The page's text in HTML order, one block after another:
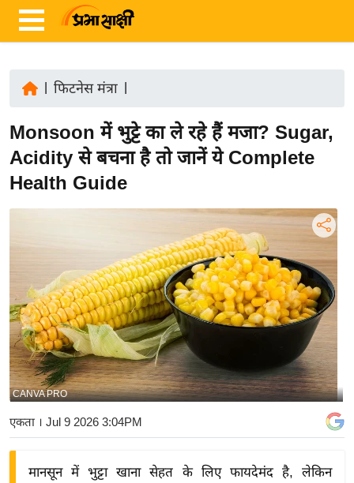
ज़ा
ख
ब
र
ष्ट्री
अं
त
र्रा
ष्ट्री
य
बि
ज़
ने
फिटनेस मंत्रा
Monsoon में भुट्टे का ले रहे हैं मजा? Sugar,
Acidity से बचना है तो जानें ये Complete
Health Guide
CANVA PRO
एकता । Jul 9 2026 3:04PM
मानसून में भुट्टा खाना सेहत के लिए फायदेमंद है, लेकिन